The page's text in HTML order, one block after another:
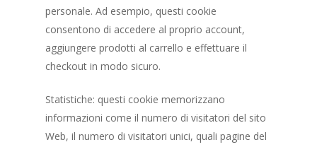
personale. Ad esempio, questi cookie
consentono di accedere al proprio account,
aggiungere prodotti al carrello e effettuare il
checkout in modo sicuro.
Statistiche: questi cookie memorizzano
informazioni come il numero di visitatori del sito
Web, il numero di visitatori unici, quali pagine del
Les chambres
Contacts